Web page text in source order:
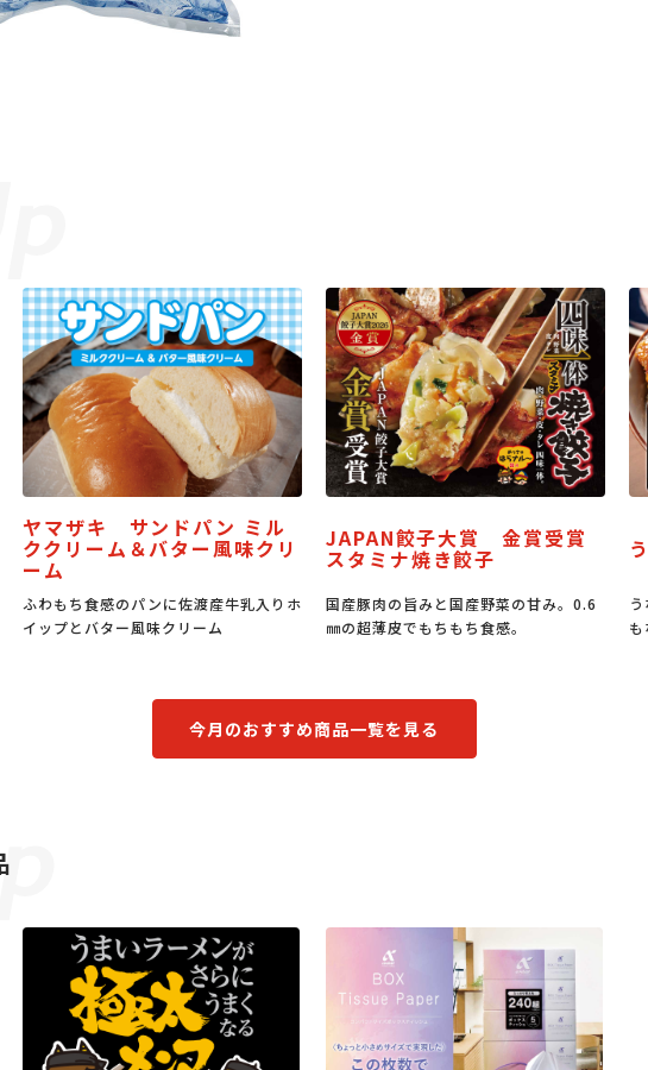
リ
りホ
JAPAN餃子大賞 金賞受賞
スタミナ焼き餃子
国産豚肉の旨みと国産野菜の甘み。0.6
㎜の超薄皮でもちもち食感。
うな丼のたれ
うな丼はもちろん、豚丼、焼肉のたれに
もなる万能たれです。
今月のおすすめ商品一覧を見る